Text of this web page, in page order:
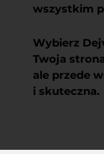
wszystkim
Wybierz
Twoja
ale przede
i skuteczna.